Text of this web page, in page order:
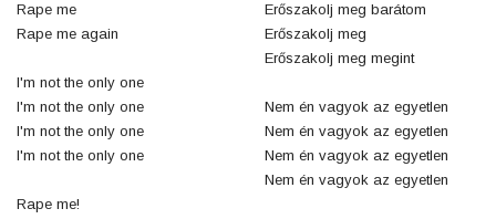
Rape me
Rape me again
I'm not the only one
I'm not the only one
I'm not the only one
I'm not the only one
Rape me!
Erőszakolj meg barátom
Erőszakolj meg
Erőszakolj meg megint
Nem én vagyok az egyetlen
Nem én vagyok az egyetlen
Nem én vagyok az egyetlen
Nem én vagyok az egyetlen